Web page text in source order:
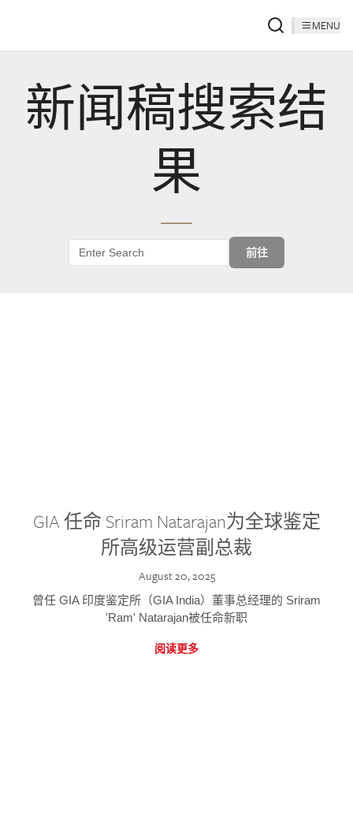
MENU
新闻稿搜索结
果
前往
GIA 任命 Sriram Natarajan为全球鉴定
所高级运营副总裁
August 20, 2025
曾任 GIA 印度鉴定所（GIA India）董事总经理的 Sriram
'Ram' Natarajan被任命新职
阅读更多